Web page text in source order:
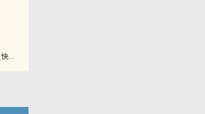
我靠做愛淨化反派惡念值（快穿）